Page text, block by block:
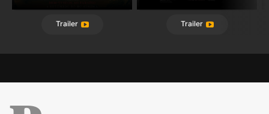
Trailer Trailer